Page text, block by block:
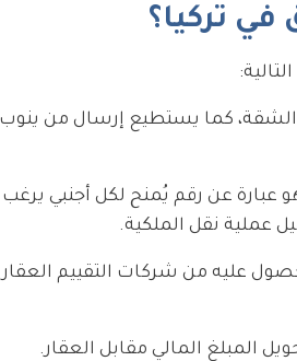
تركيا؟
كما يستطيع إرسال من ينوب
عبارة عن رقم يُمنح لكل أجنبي
عملية نقل الملكية.
عليه من شركات التقييم
المبلغ المالي مقابل العقار.